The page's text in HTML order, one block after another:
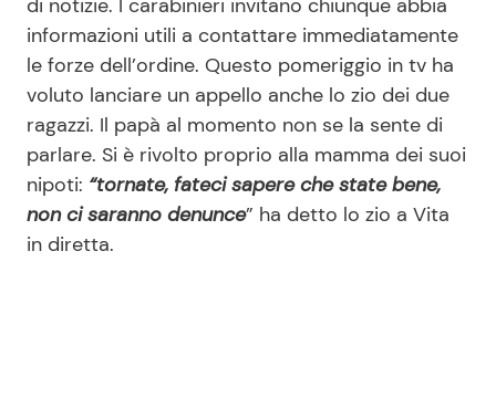
di notizie. I carabinieri invitano chiunque abbia
informazioni utili a contattare immediatamente
le forze dell’ordine. Questo pomeriggio in tv ha
voluto lanciare un appello anche lo zio dei due
ragazzi. Il papà al momento non se la sente di
parlare. Si è rivolto proprio alla mamma dei suoi
nipoti: “tornate, fateci sapere che state bene,
non ci saranno denunce” ha detto lo zio a Vita
in diretta.